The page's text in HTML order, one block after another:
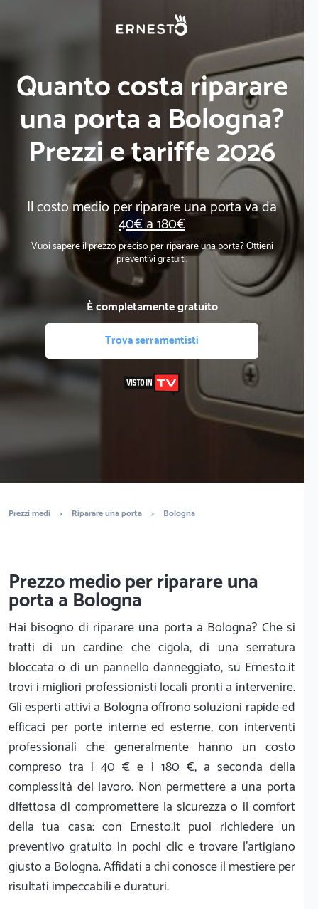
Quanto costa riparare
una porta a Bologna?
Prezzi e tariffe 2026
Il costo medio per riparare una porta va da
40€ a 180€
Vuoi sapere il prezzo preciso per riparare una porta? Ottieni
preventivi gratuiti.
È completamente gratuito
Trova serramentisti
Prezzi medi > Riparare una porta > Bologna
Prezzo medio per riparare una
porta a Bologna
Hai bisogno di riparare una porta a Bologna? Che si
tratti di un cardine che cigola, di una serratura
bloccata o di un pannello danneggiato, su Ernesto.it
trovi i migliori professionisti locali pronti a intervenire.
Gli esperti attivi a Bologna offrono soluzioni rapide ed
efficaci per porte interne ed esterne, con interventi
professionali che generalmente hanno un costo
compreso tra i 40 € e i 180 €, a seconda della
complessità del lavoro. Non permettere a una porta
difettosa di compromettere la sicurezza o il comfort
della tua casa: con Ernesto.it puoi richiedere un
preventivo gratuito in pochi clic e trovare l'artigiano
giusto a Bologna. Affidati a chi conosce il mestiere per
risultati impeccabili e duraturi.